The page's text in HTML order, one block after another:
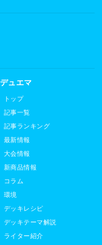
デュエマ
トップ
記事一覧
記事ランキング
最新情報
大会情報
新商品情報
コラム
環境
デッキレシピ
デッキテーマ解説
ライター紹介